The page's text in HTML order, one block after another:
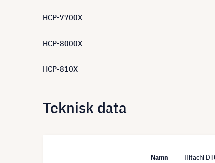
HCP-7700X
HCP-8000X
HCP-810X
Teknisk data
Namn
Hitachi